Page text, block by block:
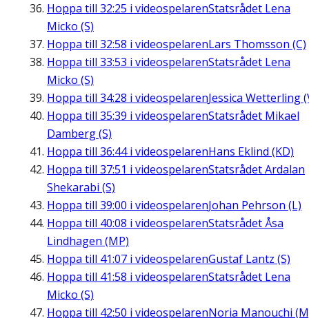
Hoppa till 32:25 i videospelarenStatsrådet Lena
Micko (S)
Hoppa till 32:58 i videospelarenLars Thomsson (C)
Hoppa till 33:53 i videospelarenStatsrådet Lena
Micko (S)
Hoppa till 34:28 i videospelarenJessica Wetterling
Hoppa till 35:39 i videospelarenStatsrådet Mikael
Damberg (S)
Hoppa till 36:44i videospelarenHans Eklind (KD)
Hoppa till 37:51 i videospelarenStatsrådet Ardalan
Shekarabi (S)
Hoppa till 39:00 i videospelarenJohan Pehrson (L)
Hoppa till 40:08 i videospelarenStatsrådet Åsa
Lindhagen (MP)
Hoppa till 41:07 i videospelarenGustaf Lantz (S)
Hoppa till 41:58 i videospelarenStatsrådet Lena
Micko (S)
Hoppa till 42:50 i videospelarenNoria Manouchi